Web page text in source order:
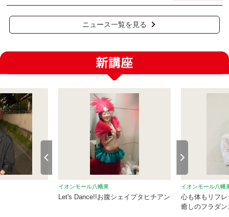
ニュース一覧を見る
イオンモール八幡東
Let's Dance!!お腹シェイプタヒチアン
イオンモール八幡
心も体もリフ
癒しのフラダン